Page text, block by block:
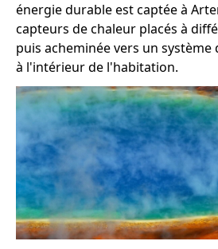
énergie durable est captée à
capteurs de chaleur placés à
puis acheminée vers un
à l'intérieur de l'habitation.